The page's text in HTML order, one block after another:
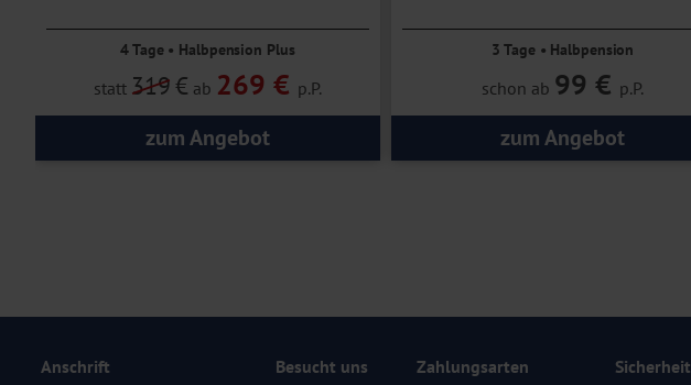
4 Tage • Halbpension Plus
statt 319€ ab 269 € p.P.
zum Angebot
3 Tage • Halbpension
schon ab 99 € p.P.
zum Angebot
Anschrift Besucht uns Zahlungsarten Sicherheit